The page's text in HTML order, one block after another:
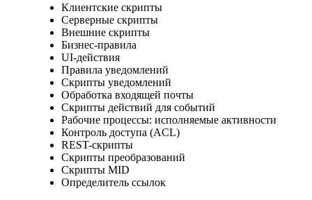
Клиентские скрипты
Серверные скрипты
Внешние скрипты
Бизнес-правила
UI-действия
Правила уведомлений
Скрипты уведомлений
Обработка входящей почты
Скрипты действий для событий
Рабочие процессы: исполняемые активности
Контроль доступа (ACL)
REST-скрипты
Скрипты преобразований
Скрипты MID
Определитель ссылок